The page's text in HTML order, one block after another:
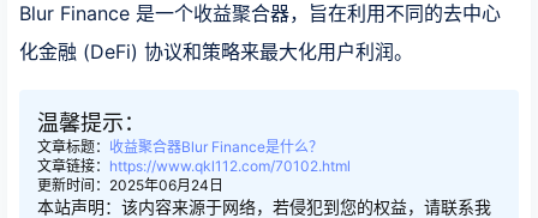
Blur Finance 是一个收益聚合器，旨在利用不同的去中心
化金融 (DeFi) 协议和策略来最大化用户利润。
温馨提示：
文章标题： 收益聚合器Blur Finance是什么？
文章链接： https://www.qkl112.com/70102.html
更新时间：2025年06月24日
本站声明：该内容来源于网络，若侵犯到您的权益，请联系我